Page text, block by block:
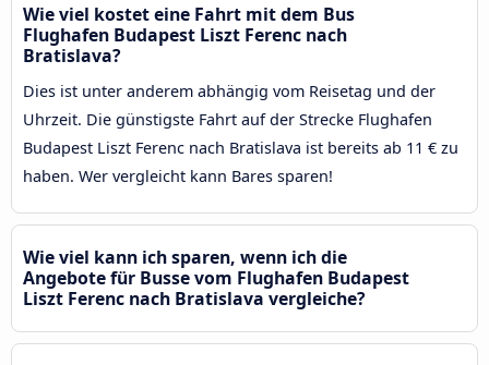
Wie viel kostet eine Fahrt mit dem Bus
Flughafen Budapest Liszt Ferenc nach
Bratislava?
Dies ist unter anderem abhängig vom Reisetag und der
Uhrzeit. Die günstigste Fahrt auf der Strecke Flughafen
Budapest Liszt Ferenc nach Bratislava ist bereits ab 11 € zu
haben. Wer vergleicht kann Bares sparen!
Wie viel kann ich sparen, wenn ich die
Angebote für Busse vom Flughafen Budapest
Liszt Ferenc nach Bratislava vergleiche?